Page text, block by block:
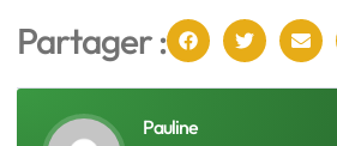
Partager :
Pauline